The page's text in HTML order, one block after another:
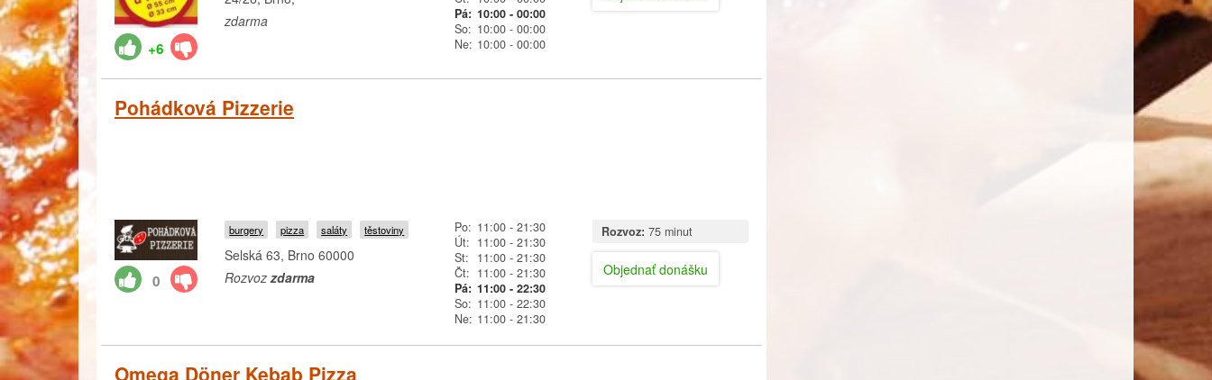
+6
zdarma
Pá: 10:00- 00:00
So: 10:00- 00:00
Ne: 10:00- 00:00
Pohádková Pizzerie
0
burgery pizza saláty těstoviny
Selská 63, Brno 60000
Rozvoz zdarma
Po: 11:00- 21:30
Út: 11:00- 21:30
St:
11:00- 21:30
Čt: 11:00- 21:30
Pá: 11:00- 22:30
So: 11:00- 22:30
Ne: 11:00- 21:30
Rozvoz: 75 minut
Objednať donášku
Omega Döner Kebab Pizza